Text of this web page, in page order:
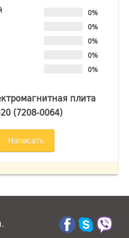
0%
0%
0%
0%
0%
плита
(7208-0064)
Написать